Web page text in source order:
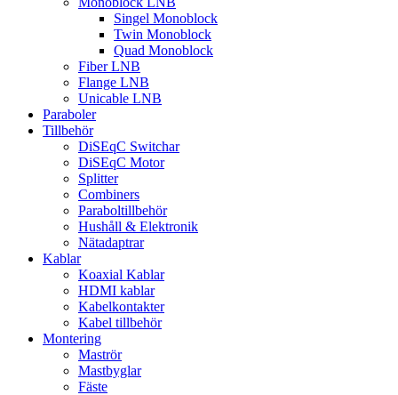
Singel Monoblock
Twin Monoblock
Quad Monoblock
Fiber LNB
Flange LNB
Unicable LNB
Paraboler
Tillbehör
DiSEqC Switchar
DiSEqC Motor
Splitter
Combiners
Paraboltillbehör
Hushåll & Elektronik
Nätadaptrar
Kablar
Koaxial Kablar
HDMI kablar
Kabelkontakter
Kabel tillbehör
Montering
Maströr
Mastbyglar
Fäste